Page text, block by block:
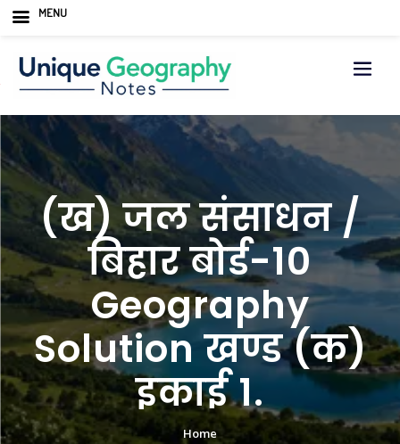
content
(ख) जल संसाधन /
बिहार बोर्ड-10
Geography
Solution खण्ड (क)
इकाई 1.
Home
MENU